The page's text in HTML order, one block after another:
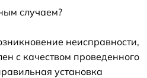
случаем?
неисправности,
с качеством проведенного
установка